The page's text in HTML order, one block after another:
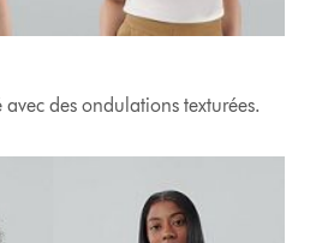
des ondulations texturées.